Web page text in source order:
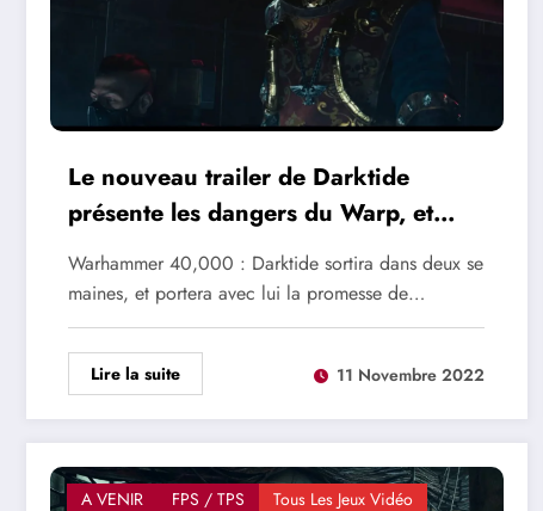
Le nouveau trailer de Darktide
présente les dangers du Warp, et
d’une sous-ruche impériale
Warhammer 40,000 : Darktide sortira dans deux se
maines, et portera avec lui la promesse de…
Lire la suite 11 Novembre 2022
A VENIR FPS / TPS Tous Les Jeux Vidéo